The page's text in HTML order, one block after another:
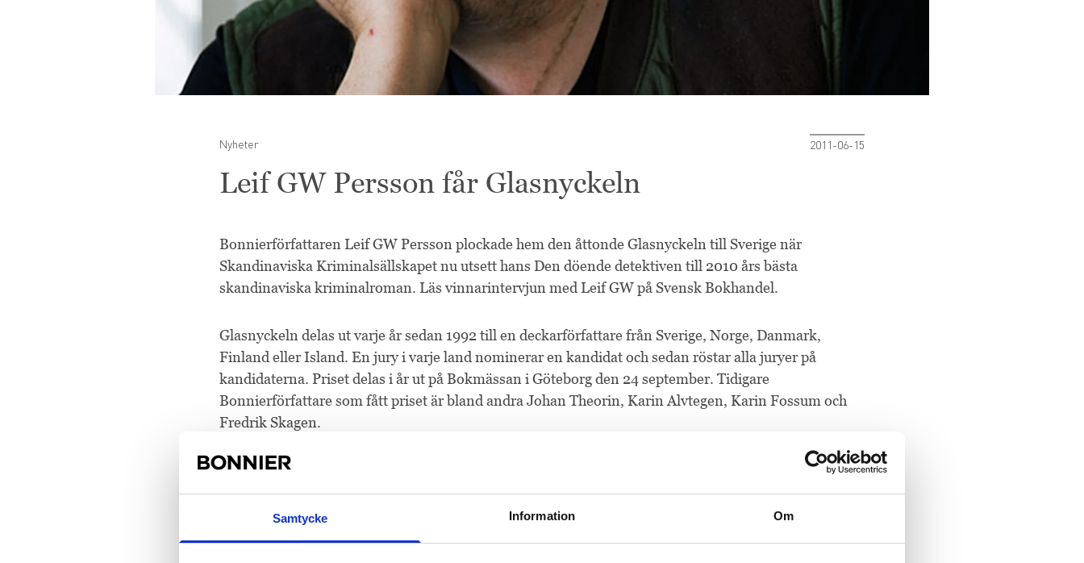
Samtycke Information Om
Nyheter 2011-06-15
Leif GW Persson får Glasnyckeln
Bonnierförfattaren Leif GW Persson plockade hem den åttonde Glasnyckeln till Sverige när
Skandinaviska Kriminalsällskapet nu utsett hans Den döende detektiven till 2010 års bästa
skandinaviska kriminalroman. Läs vinnarintervjun med Leif GW på Svensk Bokhandel.
Glasnyckeln delas ut varje år sedan 1992 till en deckarförfattare från Sverige, Norge, Danmark,
Finland eller Island. En jury i varje land nominerar en kandidat och sedan röstar alla juryer på
kandidaterna. Priset delas i år ut på Bokmässan i Göteborg den 24 september. Tidigare
Bonnierförfattare som fått priset är bland andra Johan Theorin, Karin Alvtegen, Karin Fossum och
Fredrik Skagen.
Leif GW Persson är även aktuell som sommarpratare i Sveriges Radio P1, precis som Beate Grimsrud,
Dilsa Demirbag-Sten och Sara Stridsberg.
Albert Bonniers Förlag böcker Bokmässan Bonnierförlagen Glasnyckeln